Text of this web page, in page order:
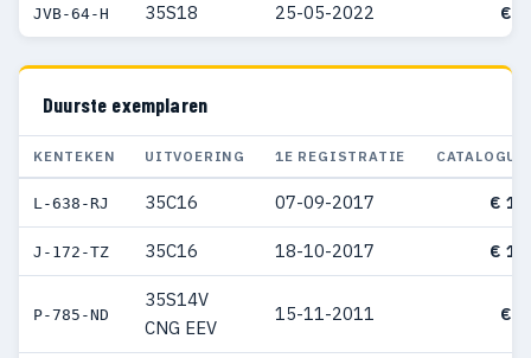
JVB-64-H 35S18 25-05-2022 €
Duurste exemplaren
KENTEKEN UITVOERING 1E REGISTRATIE
L-638-RJ 35C16 07-09-2017 €
J-172-TZ 35C16 18-10-2017 €
P-785-ND
35S14V
CNG EEV
15-11-2011 €